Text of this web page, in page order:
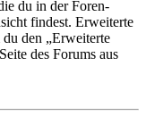
du in der Foren-
findest. Erweiterte
den „Erweiterte
des Forums aus